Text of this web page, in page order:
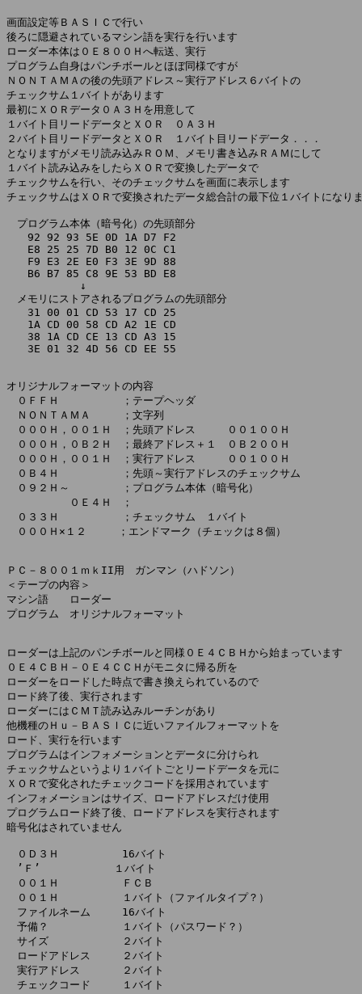
画面設定等ＢＡＳＩＣで行い
後ろに隠避されているマシン語を実行を行います
ローダー本体は０Ｅ８００Ｈへ転送、実行
プログラム自身はパンチボールとほぼ同様ですが
ＮＯＮＴＡＭＡの後の先頭アドレス～実行アドレス６バイトの
チェックサム１バイトがあります
最初にＸＯＲデータ０Ａ３Ｈを用意して
１バイト目リードデータとＸＯＲ　０Ａ３Ｈ
２バイト目リードデータとＸＯＲ　１バイト目リードデータ．．．
となりますがメモリ読み込みＲＯＭ、メモリ書き込みＲＡＭにして
１バイト読み込みをしたらＸＯＲで変換したデータで
チェックサムを行い、そのチェックサムを画面に表示します
チェックサムはＸＯＲで変換されたデータ総合計の最下位１バイトになり
プログラム本体（暗号化）の先頭部分
92 92 93 5E 0D 1A D7 F2
E8 25 25 7D B0 12 0C C1
F9 E3 2E E0 F3 3E 9D 88
B6 B7 85 C8 9E 53 BD E8
↓
メモリにストアされるプログラムの先頭部分
31 00 01 CD 53 17 CD 25
1A CD 00 58 CD A2 1E CD
38 1A CD CE 13 CD A3 15
3E 01 32 4D 56 CD EE 55
オリジナルフォーマットの内容
０ＦＦＨ　　　　　　；テープヘッダ
ＮＯＮＴＡＭＡ　　　；文字列
０００Ｈ，００１Ｈ　；先頭アドレス　　　００１００Ｈ
０００Ｈ，０Ｂ２Ｈ　；最終アドレス＋１　０Ｂ２００Ｈ
０００Ｈ，００１Ｈ　；実行アドレス　　　００１００Ｈ
０Ｂ４Ｈ　　　　　　；先頭～実行アドレスのチェックサム
０９２Ｈ～　　　　　；プログラム本体（暗号化）
０Ｅ４Ｈ　；
０３３Ｈ　　　　　　；チェックサム　１バイト
０００Ｈ×１２　　　；エンドマーク（チェックは８個）
ＰＣ－８００１ｍｋII用　ガンマン（ハドソン）
＜テープの内容＞
マシン語　　ローダー
プログラム　オリジナルフォーマット
ローダーは上記のパンチボールと同様０Ｅ４ＣＢＨから始まっています
０Ｅ４ＣＢＨ－０Ｅ４ＣＣＨがモニタに帰る所を
ローダーをロードした時点で書き換えられているので
ロード終了後、実行されます
ローダーにはＣＭＴ読み込みルーチンがあり
他機種のＨｕ－ＢＡＳＩＣに近いファイルフォーマットを
ロード、実行を行います
プログラムはインフォメーションとデータに分けられ
チェックサムというより１バイトごとリードデータを元に
ＸＯＲで変化されたチェックコードを採用されています
インフォメーションはサイズ、ロードアドレスだけ使用
プログラムロード終了後、ロードアドレスを実行されます
暗号化はされていません
０Ｄ３Ｈ　　　　　　16バイト
’Ｆ’　　　　　　　１バイト
００１Ｈ　　　　　　ＦＣＢ
００１Ｈ　　　　　　１バイト（ファイルタイプ？）
ファイルネーム　　　16バイト
予備？　　　　　　　１バイト（パスワード？）
サイズ　　　　　　　２バイト
ロードアドレス　　　２バイト
実行アドレス　　　　２バイト
チェックコード　　　１バイト